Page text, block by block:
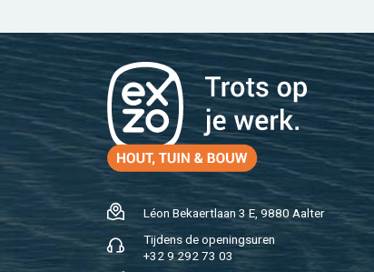
Léon Be­kaert­laan 3 E, 9880 Aal­ter
Tij­dens de ope­nings­uren
+32 9 292 73 03